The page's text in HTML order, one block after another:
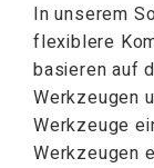
In unserem
flexiblere
basieren auf
Werkzeugen
Werkzeuge
Werkzeugen